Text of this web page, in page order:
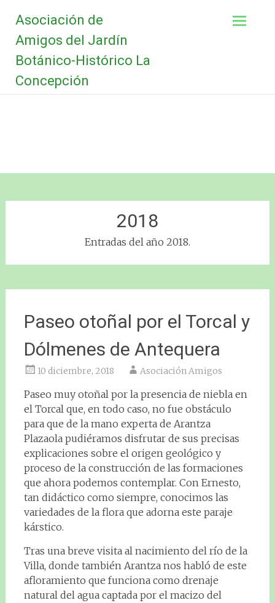
contenido
Asociación de
Amigos del Jardín
Botánico-Histórico La
Concepción
2018
Entradas del año 2018.
Paseo otoñal por el Torcal y
Dólmenes de Antequera
10 diciembre, 2018 Asociación Amigos
Paseo muy otoñal por la presencia de niebla en
el Torcal que, en todo caso, no fue obstáculo
para que de la mano experta de Arantza
Plazaola pudiéramos disfrutar de sus precisas
explicaciones sobre el origen geológico y
proceso de la construcción de las formaciones
que ahora podemos contemplar. Con Ernesto,
tan didáctico como siempre, conocimos las
variedades de la flora que adorna este paraje
kárstico.
Tras una breve visita al nacimiento del río de la
Villa, donde también Arantza nos habló de este
afloramiento que funciona como drenaje
natural del agua captada por el macizo del